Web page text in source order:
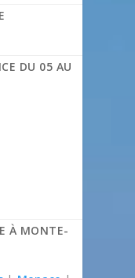
DU 05 AU
À MONTE-